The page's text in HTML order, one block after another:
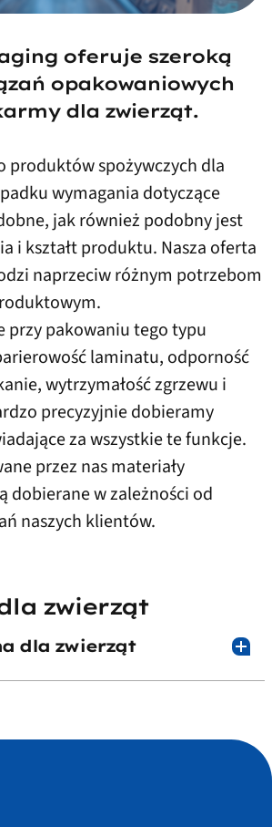
oferuje szeroką
opakowaniowych
dla zwierząt.
produktów spożywczych dla
wymagania dotyczące
jak również podobny jest
i kształt produktu. Nasza oferta
naprzeciw różnym potrzebom
przy pakowaniu tego typu
laminatu, odporność
wytrzymałość zgrzewu i
precyzyjnie dobieramy
za wszystkie te funkcje.
przez nas materiały
dobierane w zależności od
naszych klientów.
zwierząt
dla zwierząt